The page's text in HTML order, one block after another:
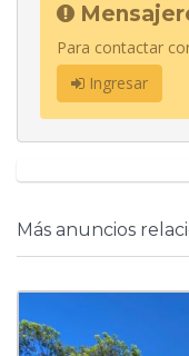
Para contactar
Ingresar
Más anuncios